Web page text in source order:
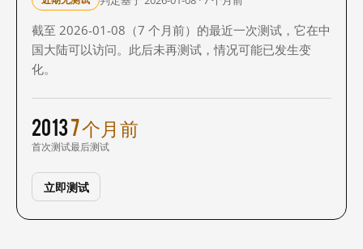
截至 2026-01-08（7 个月前）的最近一次测试，它在中
国大陆可以访问。此后未再测试，情况可能已发生变
化。
2013
首次测试
7 个月前
最后测试
立即测试